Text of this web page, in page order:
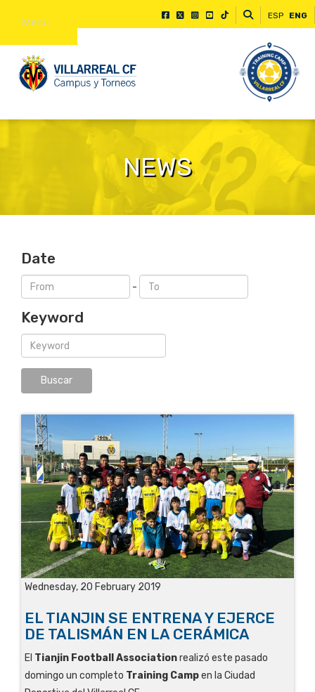
Menu ESP ENG
NEWS
Date
-
Keyword
Wednesday, 20 February 2019
EL TIANJIN SE ENTRENA Y EJERCE
DE TALISMÁN EN LA CERÁMICA
El Tianjin Football Associationrealizó este pasado
domingo un completo Training Campen la Ciudad